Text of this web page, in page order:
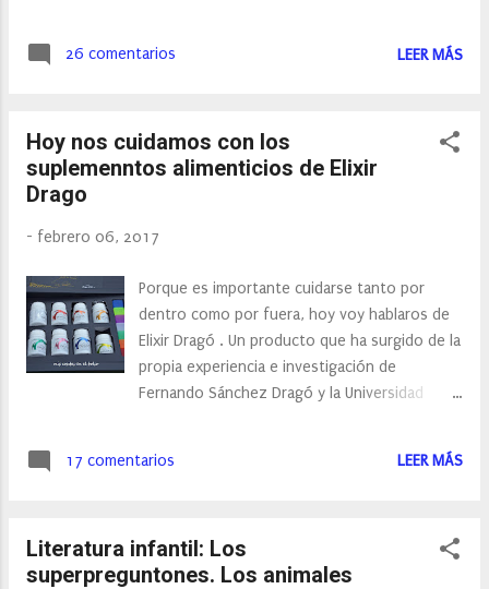
dejándola ligeramente perfumada con
26 comentarios LEER MÁS
Hoy nos cuidamos con los
suplemenntos alimenticios de Elixir
Drago
- febrero 06, 2017
Porque es importante cuidarse tanto por
dentro como por fuera, hoy voy hablaros de
Elixir Dragó . Un producto que ha surgido de la
propia experiencia e investigación de
Fernando Sánchez Dragó y la Universidad
envejecimiento mucho más lento. El Elixir
propiedades biológicas activas, que aportan
efectos beneficiosos para la salud mejorando
17 comentarios LEER MÁS
Literatura infantil: Los
superpreguntones. Los animales